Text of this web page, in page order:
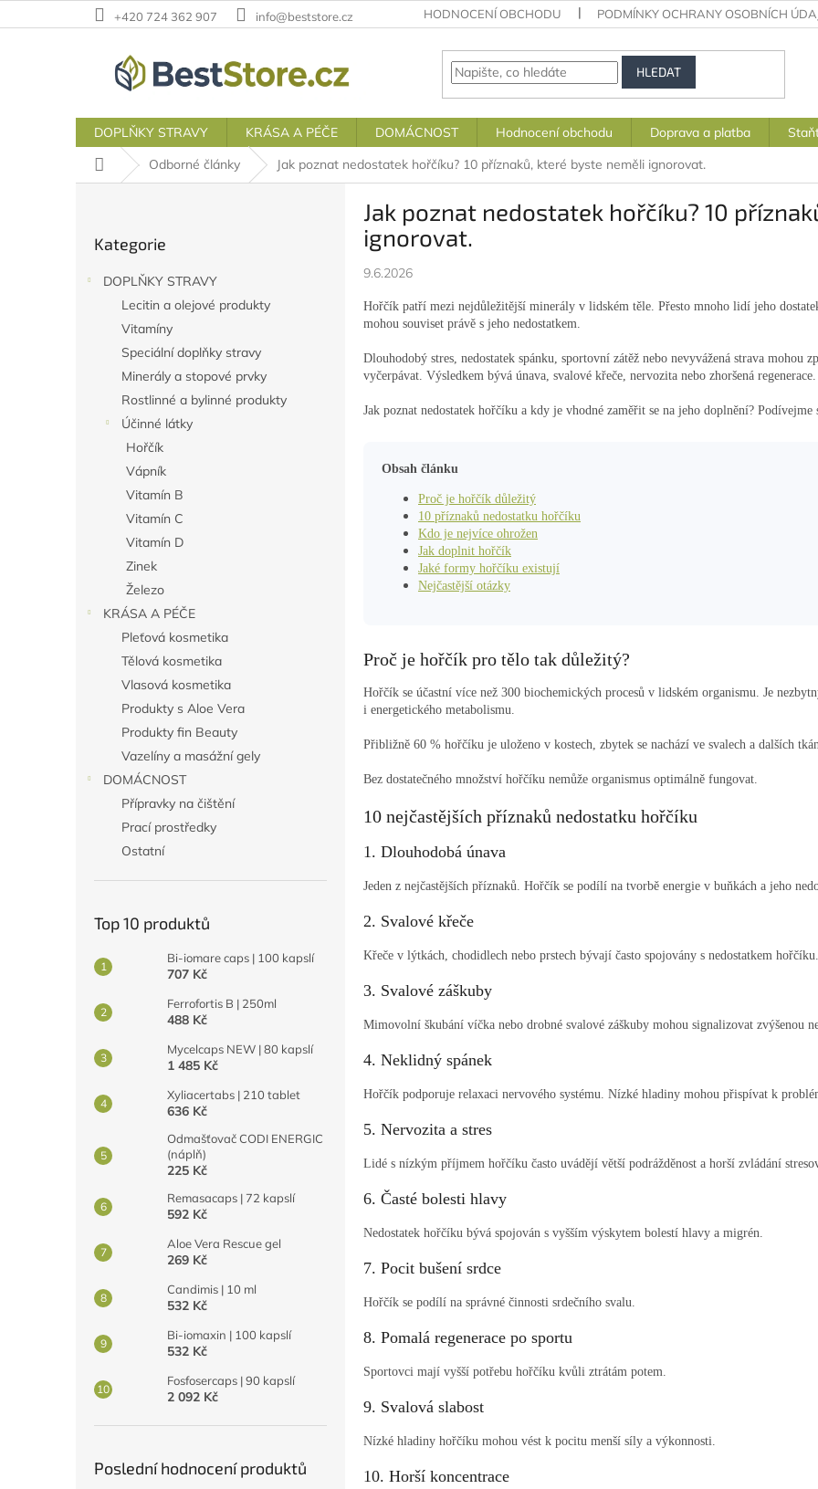
na
+420 724 362 907 info@beststore.cz HODNOCENÍ OBCHODU PODMÍNKY OCHRANY OSOBNÍCH
HLEDAT
DOPLŇKY STRAVY KRÁSA A PÉČE DOMÁCNOST Hodnocení obchodu Doprava a platba
Domů
Odborné články Jak poznat nedostatek hořčíku? 10 příznaků, které byste neměli ignorovat.
kategorie
Kategorie
DOPLŇKY STRAVY
Lecitin a olejové produkty
Vitamíny
Speciální doplňky stravy
Minerály a stopové prvky
Rostlinné a bylinné produkty
Účinné látky
Hořčík
Vápník
Vitamín B
Vitamín C
Vitamín D
Zinek
Železo
KRÁSA A PÉČE
Pleťová kosmetika
Tělová kosmetika
Vlasová kosmetika
Produkty s Aloe Vera
Produkty fin Beauty
Vazelíny a masážní gely
DOMÁCNOST
Přípravky na čištění
Prací prostředky
Ostatní
Top 10 produktů
Bi-iomare caps | 100 kapslí
707 Kč
Ferrofortis B | 250ml
488 Kč
Mycelcaps NEW | 80 kapslí
1 485 Kč
Xyliacertabs | 210 tablet
636 Kč
Odmašťovač CODI ENERGIC
(náplň)
225 Kč
Remasacaps | 72 kapslí
592 Kč
Aloe Vera Rescue gel
269 Kč
Candimis | 10 ml
532 Kč
Bi-iomaxin | 100 kapslí
532 Kč
Fosfosercaps | 90 kapslí
2 092 Kč
Poslední hodnocení produktů
Jak poznat nedostatek hořčíku? 10
ignorovat.
9.6.2026
Hořčík patří mezi nejdůležitější minerály v lidském těle. Přesto mnoho lidí jeho
mohou souviset právě s jeho nedostatkem.
Dlouhodobý stres, nedostatek spánku, sportovní zátěž nebo nevyvážená strava mohou
vyčerpávat. Výsledkem bývá únava, svalové křeče, nervozita nebo zhoršená regenerace.
Jak poznat nedostatek hořčíku a kdy je vhodné zaměřit se na jeho doplnění? Podívejme
Obsah článku
Proč je hořčík důležitý
10 příznaků nedostatku hořčíku
Kdo je nejvíce ohrožen
Jak doplnit hořčík
Jaké formy hořčíku existují
Nejčastější otázky
Proč je hořčík pro tělo tak důležitý?
Hořčík se účastní více než 300 biochemických procesů v lidském organismu. Je
i energetického metabolismu.
Přibližně 60 % hořčíku je uloženo v kostech, zbytek se nachází ve svalech a dalších
Bez dostatečného množství hořčíku nemůže organismus optimálně fungovat.
10 nejčastějších příznaků nedostatku hořčíku
1. Dlouhodobá únava
Jeden z nejčastějších příznaků. Hořčík se podílí na tvorbě energie v buňkách a jeho
2. Svalové křeče
Křeče v lýtkách, chodidlech nebo prstech bývají často spojovány s nedostatkem hořčíku.
3. Svalové záškuby
Mimovolní škubání víčka nebo drobné svalové záškuby mohou signalizovat zvýšenou
4. Neklidný spánek
Hořčík podporuje relaxaci nervového systému. Nízké hladiny mohou přispívat k
5. Nervozita a stres
Lidé s nízkým příjmem hořčíku často uvádějí větší podrážděnost a horší zvládání
6. Časté bolesti hlavy
Nedostatek hořčíku bývá spojován s vyšším výskytem bolestí hlavy a migrén.
7. Pocit bušení srdce
Hořčík se podílí na správné činnosti srdečního svalu.
8. Pomalá regenerace po sportu
Sportovci mají vyšší potřebu hořčíku kvůli ztrátám potem.
9. Svalová slabost
Nízké hladiny hořčíku mohou vést k pocitu menší síly a výkonnosti.
10. Horší koncentrace